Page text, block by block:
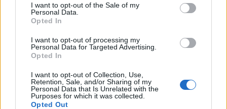
I want to opt-out of the Sale of my
Personal Data.
Opted In
I want to opt-out of processing my
Personal Data for Targeted Advertising.
Opted In
I want to opt-out of Collection, Use,
Retention, Sale, and/or Sharing of my
Personal Data that Is Unrelated with the
Purposes for which it was collected.
Opted Out